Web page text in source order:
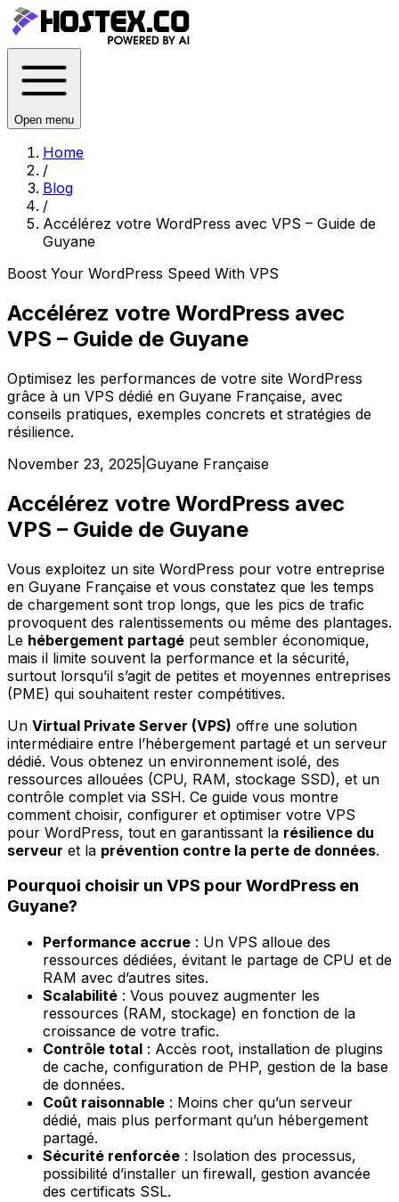
Open menu
Home
/
Blog
/
Accélérez votre WordPress avec VPS – Guide de
Guyane
Boost Your WordPress Speed With VPS
Accélérez votre WordPress avec
VPS – Guide de Guyane
Optimisez les performances de votre site WordPress
grâce à un VPS dédié en Guyane Française, avec
conseils pratiques, exemples concrets et stratégies de
résilience.
November 23, 2025 Guyane Française
Accélérez votre WordPress avec
VPS – Guide de Guyane
Vous exploitez un site WordPress pour votre entreprise
en Guyane Française et vous constatez que les temps
de chargement sont trop longs, que les pics de trafic
provoquent des ralentissements ou même des plantages.
Le hébergement partagé peut sembler économique,
mais il limite souvent la performance et la sécurité,
surtout lorsqu’il s’agit de petites et moyennes entreprises
(PME) qui souhaitent rester compétitives.
Un Virtual Private Server (VPS) offre une solution
intermédiaire entre l’hébergement partagé et un serveur
dédié. Vous obtenez un environnement isolé, des
ressources allouées (CPU, RAM, stockage SSD), et un
contrôle complet via SSH. Ce guide vous montre
comment choisir, configurer et optimiser votre VPS
pour WordPress, tout en garantissant la résilience du
serveur et la prévention contre la perte de données.
Pourquoi choisir un VPS pour WordPress en
Guyane?
Performance accrue : Un VPS alloue des
ressources dédiées, évitant le partage de CPU et de
RAM avec d’autres sites.
Scalabilité : Vous pouvez augmenter les
ressources (RAM, stockage) en fonction de la
croissance de votre trafic.
Contrôle total : Accès root, installation de plugins
de cache, configuration de PHP, gestion de la base
de données.
Coût raisonnable : Moins cher qu’un serveur
dédié, mais plus performant qu’un hébergement
partagé.
Sécurité renforcée : Isolation des processus,
possibilité d’installer un firewall, gestion avancée
des certificats SSL.